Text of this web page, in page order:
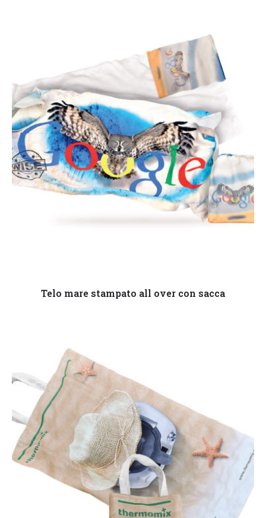
Leggi tutto
Telo mare stampato all over con sacca